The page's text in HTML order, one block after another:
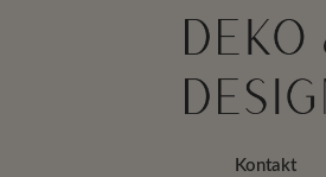
Kontakt